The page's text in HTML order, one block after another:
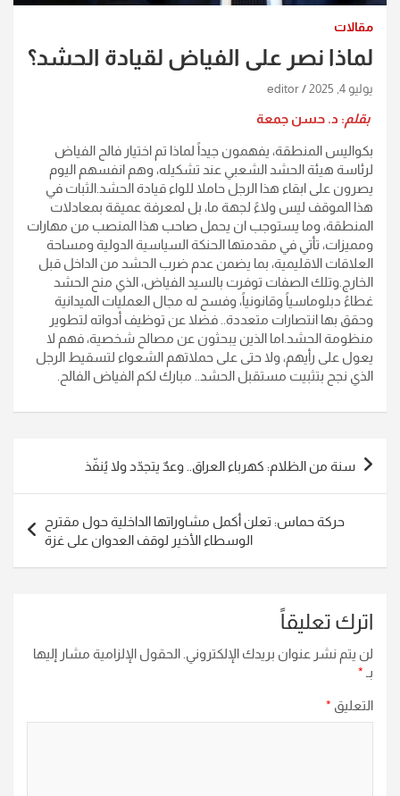
مقالات
لماذا نصر على الفياض لقيادة الحشد؟
يوليو 4, 2025 editor
بقلم: د. حسن جمعة
بكواليس المنطقة، يفهمون جيداً لماذا تم اختيار فالح الفياض
لرئاسة هيئة الحشد الشعبي عند تشكيله، وهم انفسهم اليوم
يصرون على ابقاء هذا الرجل حاملا للواء قيادة الحشد.الثبات في
هذا الموقف ليس ولاءً لجهة ما، بل لمعرفة عميقة بمعادلات
المنطقة، وما يستوجب ان يحمل صاحب هذا المنصب من مهارات
ومميزات، تأتي في مقدمتها الحنكة السياسية الدولية ومساحة
العلاقات الاقليمية، بما يضمن عدم ضرب الحشد من الداخل قبل
الخارج.وتلك الصفات توفرت بالسيد الفياض، الذي منح الحشد
غطاءً دبلوماسياً وقانونياً، وفسح له مجال العمليات الميدانية
وحقق بها انتصارات متعددة.. فضلا عن توظيف أدواته لتطوير
منظومة الحشد.اما الذين يبحثون عن مصالح شخصية، فهم لا
يعول على رأيهم، ولا حتى على حملاتهم الشعواء لتسقيط الرجل
الذي نجح بتثبيت مستقبل الحشد.. مبارك لكم الفياض الفالح.
تصفّح
المقالات
سنة من الظلام: كهرباء العراق.. وعدٌ يتجدّد ولا يُنفّذ
حركة حماس: تعلن أكمل مشاوراتها الداخلية حول مقترح
الوسطاء الأخير لوقف العدوان على غزة
اترك تعليقاً
لن يتم نشر عنوان بريدك الإلكتروني. الحقول الإلزامية مشار إليها
بـ *
التعليق *